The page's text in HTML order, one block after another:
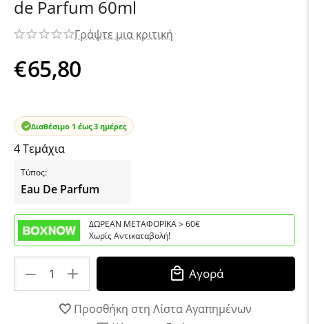
de Parfum 60ml
Γράψτε μια κριτική
€65,80
Διαθέσιμο 1 έως 3 ημέρες
4 Τεμάχια
Τύπος:
Eau De Parfum
ΔΩΡΕΑΝ ΜΕΤΑΦΟΡΙΚΑ > 60€
Χωρίς Αντικαταβολή!
+
− Αγορά
Προσθήκη στη Λίστα Αγαπημένων